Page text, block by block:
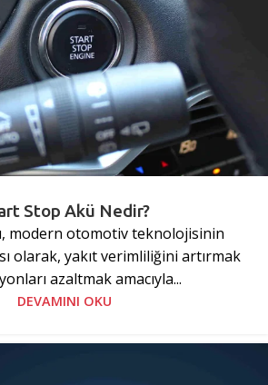
Stop Akü Nedir?
modern otomotiv teknolojisinin
olarak, yakıt verimliliğini artırmak
azaltmak amacıyla...
DEVAMINI OKU